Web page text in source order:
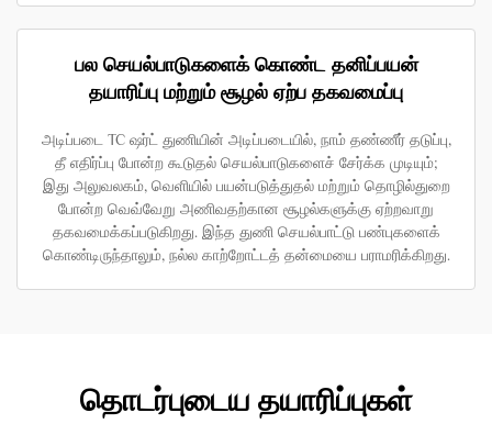
பல செயல்பாடுகளைக் கொண்ட தனிப்பயன்
தயாரிப்பு மற்றும் சூழல் ஏற்ப தகவமைப்பு
அடிப்படை TC ஷர்ட் துணியின் அடிப்படையில், நாம் தண்ணீர் தடுப்பு,
தீ எதிர்ப்பு போன்ற கூடுதல் செயல்பாடுகளைச் சேர்க்க முடியும்;
இது அலுவலகம், வெளியில் பயன்படுத்துதல் மற்றும் தொழில்துறை
போன்ற வெவ்வேறு அணிவதற்கான சூழல்களுக்கு ஏற்றவாறு
தகவமைக்கப்படுகிறது. இந்த துணி செயல்பாட்டு பண்புகளைக்
கொண்டிருந்தாலும், நல்ல காற்றோட்டத் தன்மையை பராமரிக்கிறது.
தொடர்புடைய தயாரிப்புகள்